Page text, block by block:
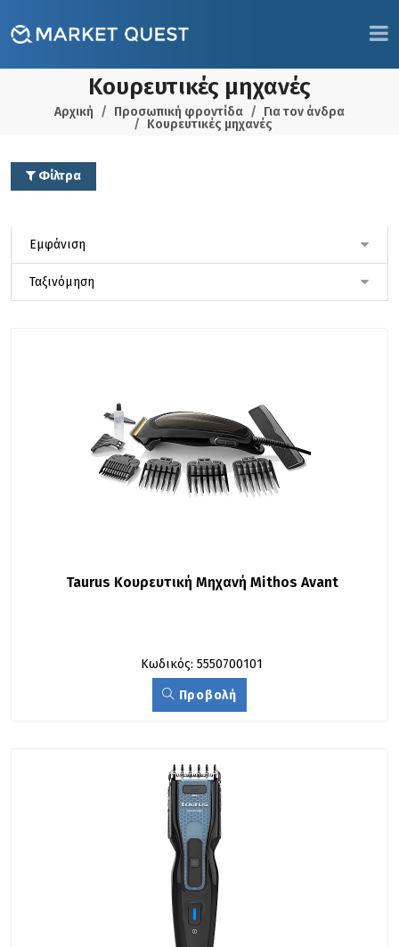
Κουρευτικές μηχανές
Αρχική Προσωπική φροντίδα
Για τον άνδρα
Κουρευτικές μηχανές
Φίλτρα
Taurus Κουρευτική Μηχανή Mithos Avant
Κωδικός: 5550700101
Προβολή